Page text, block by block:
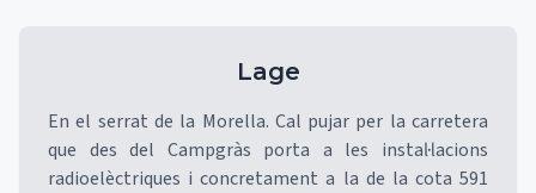
Lage
En el serrat de la Morella. Cal pujar per la carretera
que des del Campgràs porta a les instal·lacions
radioelèctriques i concretament a la de la cota 591